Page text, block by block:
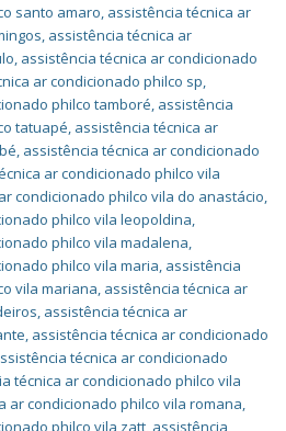
santo amaro, assistência técnica ar
, assistência técnica ar
, assistência técnica ar condicionado
ar condicionado philco sp,
philco tamboré, assistência
tatuapé, assistência técnica ar
, assistência técnica ar condicionado
ar condicionado philco vila
condicionado philco vila do anastácio,
philco vila leopoldina,
philco vila madalena,
philco vila maria, assistência
vila mariana, assistência técnica ar
, assistência técnica ar
, assistência técnica ar condicionado
técnica ar condicionado
técnica ar condicionado philco vila
ar condicionado philco vila romana,
philco vila zatt, assistência